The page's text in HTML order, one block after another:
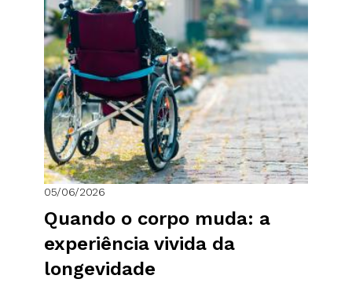
05/06/2026
Quando o corpo muda: a
experiência vivida da
longevidade